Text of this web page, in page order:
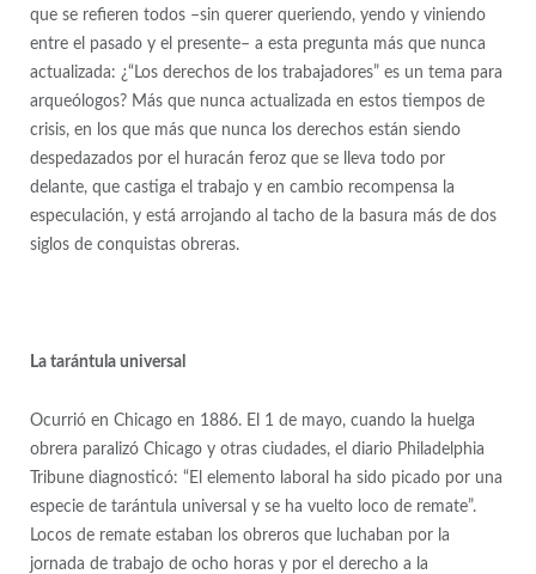
que se refieren todos –sin querer queriendo, yendo y viniendo
entre el pasado y el presente– a esta pregunta más que nunca
actualizada: ¿“Los derechos de los trabajadores” es un tema para
arqueólogos? Más que nunca actualizada en estos tiempos de
crisis, en los que más que nunca los derechos están siendo
despedazados por el huracán feroz que se lleva todo por
delante, que castiga el trabajo y en cambio recompensa la
especulación, y está arrojando al tacho de la basura más de dos
siglos de conquistas obreras.
La tarántula universal
Ocurrió en Chicago en 1886. El 1 de mayo, cuando la huelga
obrera paralizó Chicago y otras ciudades, el diario Philadelphia
Tribune diagnosticó: “El elemento laboral ha sido picado por una
especie de tarántula universal y se ha vuelto loco de remate”.
Locos de remate estaban los obreros que luchaban por la
jornada de trabajo de ocho horas y por el derecho a la